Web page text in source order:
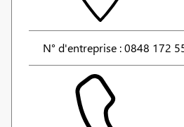
N° d'entreprise : 0848 172